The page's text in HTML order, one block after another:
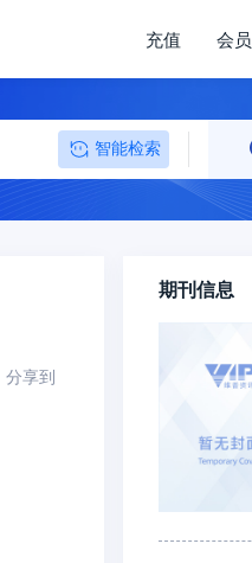
充值 会员
智能检索
分享到
期刊信息